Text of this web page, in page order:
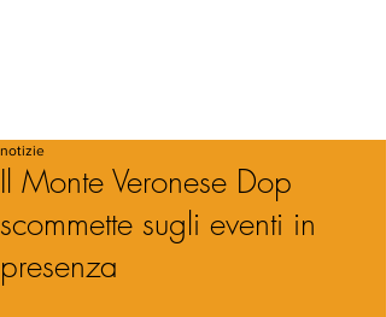
Il Monte Veronese Dop
scommette sugli eventi in
presenza
notizie